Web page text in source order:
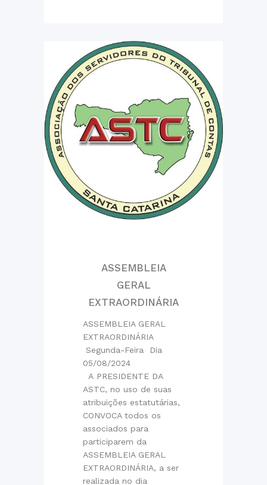
ASSEMBLEIA
GERAL
EXTRAORDINÁRIA
ASSEMBLEIA GERAL
EXTRAORDINÁRIA
Segunda-Feira Dia
05/08/2024
A PRESIDENTE DA
ASTC, no uso de suas
atribuições estatutárias,
CONVOCA todos os
associados para
participarem da
ASSEMBLEIA GERAL
EXTRAORDINÁRIA, a ser
realizada no dia